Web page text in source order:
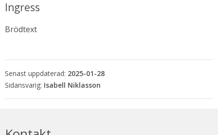
Ingress
Brödtext
Senast uppdaterad: 2025-01-28
Isabell Niklasson